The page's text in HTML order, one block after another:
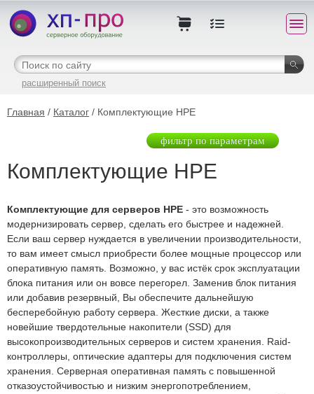
расширенный поиск
Главная / Каталог / Комплектующие HPE
фильтр по параметрам
Комплектующие HPE
Комплектующие для серверов HPE - это возможность
модернизировать сервер, сделать его быстрее и надежней.
Если ваш сервер нуждается в увеличении производительности,
то вам имеет смысл приобрести более мощные процессор или
оперативную память. Возможно, у вас истёк срок эксплуатации
блока питания или он вовсе перегорел. Заменив блок питания
или добавив резервный, Вы обеспечите дальнейшую
бесперебойную работу сервера. Жесткие диски, а также
новейшие твердотельные накопители (SSD) для
высокопроизводительных серверов и систем хранения. Raid-
контроллеры, оптические адаптеры для подключения систем
хранения. Серверная оперативная память с повышенной
отказоустойчивостью и низким энергопотреблением,